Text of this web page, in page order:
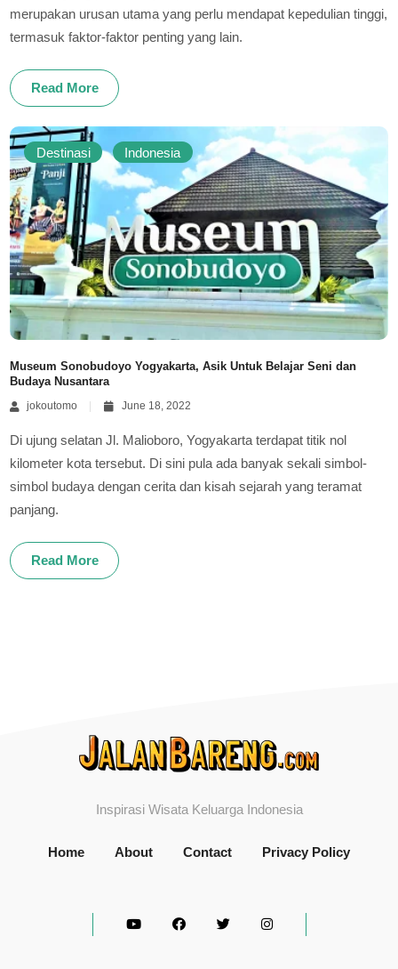
merupakan urusan utama yang perlu mendapat kepedulian tinggi,
termasuk faktor-faktor penting yang lain.
Read More
Destinasi Indonesia
Museum Sonobudoyo Yogyakarta, Asik Untuk Belajar Seni dan
Budaya Nusantara
jokoutomo
June 18, 2022
Di ujung selatan Jl. Malioboro, Yogyakarta terdapat titik nol
kilometer kota tersebut. Di sini pula ada banyak sekali simbol-
simbol budaya dengan cerita dan kisah sejarah yang teramat
panjang.
Read More
Inspirasi Wisata Keluarga Indonesia
Home About Contact Privacy Policy